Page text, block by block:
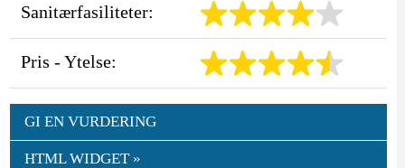
Sanitærfasiliteter:
Pris - Ytelse:
GI EN VURDERING
HTML WIDGET »